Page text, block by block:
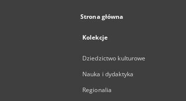
Strona główna
Kolekcje
Dziedzictwo kulturowe
Nauka i dydaktyka
Regionalia